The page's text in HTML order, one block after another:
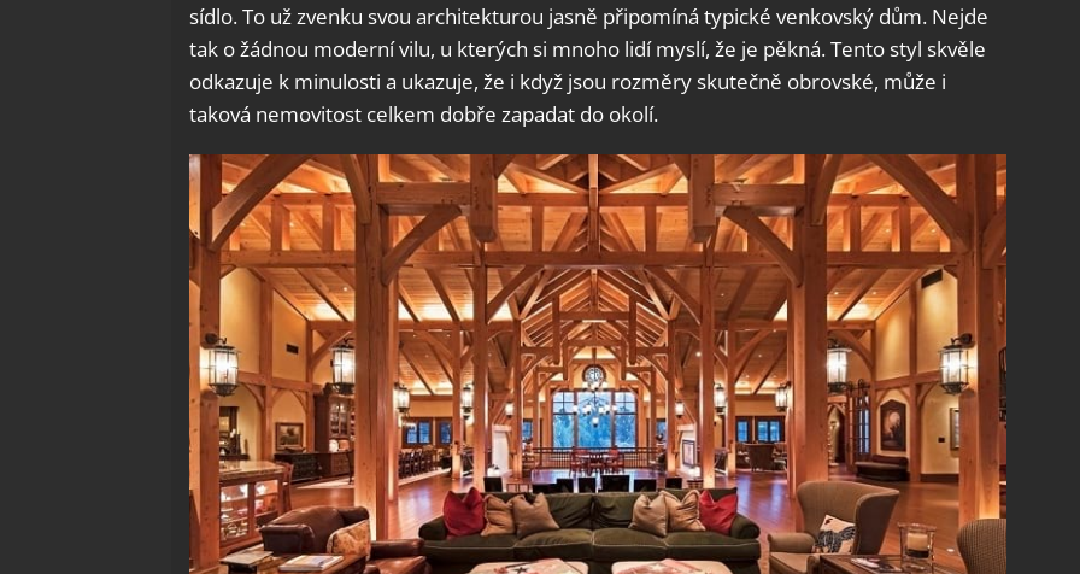
sídlo. To už zvenku svou architekturou jasně připomíná typické venkovský dům. Nejde
tak o žádnou moderní vilu, u kterých si mnoho lidí myslí, že je pěkná. Tento styl skvěle
odkazuje k minulosti a ukazuje, že i když jsou rozměry skutečně obrovské, může i
taková nemovitost celkem dobře zapadat do okolí.